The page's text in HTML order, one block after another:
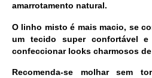
amarrotamento natural.
O linho misto é mais macio, se
um tecido super confortável e
confeccionar looks charmosos de
Recomenda-se molhar sem